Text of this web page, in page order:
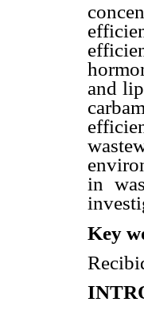
and
in
Key